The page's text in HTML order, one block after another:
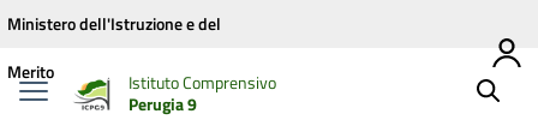
Vai ai contenuti
Vai al menu di navigazione
Vai al footer
Ministero dell'Istruzione e del
Merito
Istituto Comprensivo
Perugia 9